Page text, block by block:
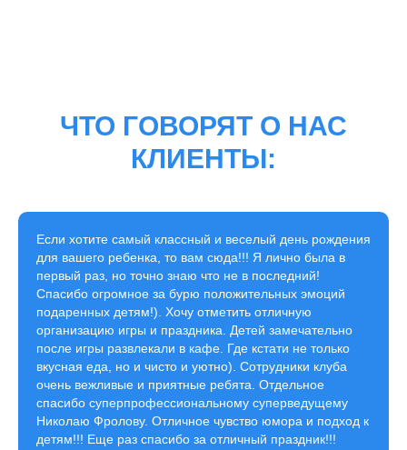
ЧТО ГОВОРЯТ О НАС
КЛИЕНТЫ:
Если хотите самый классный и веселый день рождения
для вашего ребенка, то вам сюда!!! Я лично была в
первый раз, но точно знаю что не в последний!
Спасибо огромное за бурю положительных эмоций
подаренных детям!). Хочу отметить отличную
организацию игры и праздника. Детей замечательно
после игры развлекали в кафе. Где кстати не только
вкусная еда, но и чисто и уютно). Сотрудники клуба
очень вежливые и приятные ребята. Отдельное
спасибо суперпрофессиональному суперведущему
Николаю Фролову. Отличное чувство юмора и подход к
детям!!! Еще раз спасибо за отличный праздник!!!